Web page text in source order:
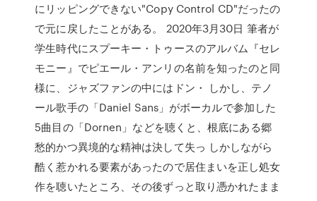
にリッピングできない"Copy Control CD"だったの
で元に戻したことがある。 2020年3月30日 筆者が
学生時代にスプーキー・トゥースのアルバム『セレ
モニー』でピエール・アンリの名前を知ったのと同
様に、ジャズファンの中にはドン・ しかし、テノ
ール歌手の「Daniel Sans」がボーカルで参加した
5曲目の「Dornen」などを聴くと、根底にある郷
愁的かつ異境的な精神は決して失っ しかしながら
酷く惹かれる要素があったので居住まいを正し処女
作を聴いたところ、その後ずっと取り憑かれたまま